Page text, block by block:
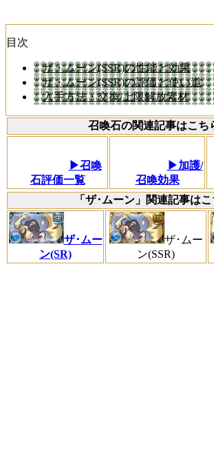
目次
ザ・ムーン(SSR)の性能と効果
ザ・ムーン(SSR)の評価と使い道
入手方法・交換/上限解放素材
召喚石の関連記事はこち
▶召喚
石評価一覧
▶加護/
召喚効果
「ザ･ムーン」関連記事はこ
ザ･ムー
ン(SR)
ザ･ムー
ン(SSR)